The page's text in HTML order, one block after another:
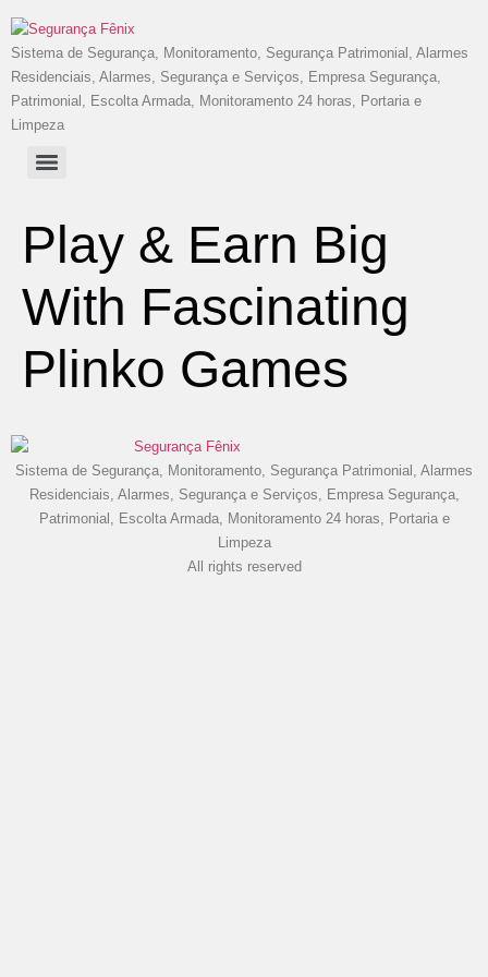
Sistema de Segurança, Monitoramento, Segurança Patrimonial, Alarmes
Residenciais, Alarmes, Segurança e Serviços, Empresa Segurança,
Patrimonial, Escolta Armada, Monitoramento 24 horas, Portaria e
Limpeza
Play & Earn Big
With Fascinating
Plinko Games
Sistema de Segurança, Monitoramento, Segurança Patrimonial, Alarmes
Residenciais, Alarmes, Segurança e Serviços, Empresa Segurança,
Patrimonial, Escolta Armada, Monitoramento 24 horas, Portaria e
Limpeza
All rights reserved